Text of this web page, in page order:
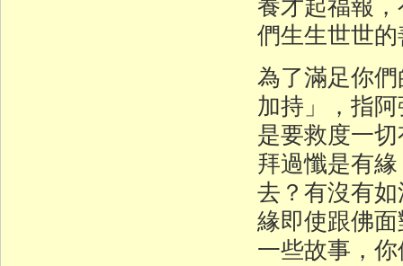
們生生世世
為了滿足你
加持」，指
是要救度一
拜過懺是有
去？有沒有
緣即使跟佛
一些故事，